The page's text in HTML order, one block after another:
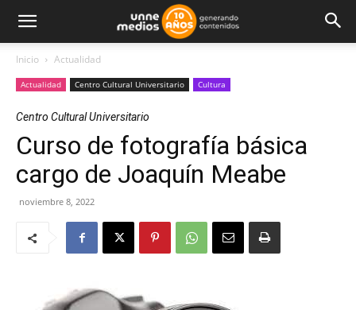
Inicio Actualidad
Actualidad Centro Cultural Universitario Cultura
Centro Cultural Universitario
Curso de fotografía básica
cargo de Joaquín Meabe
noviembre 8, 2022